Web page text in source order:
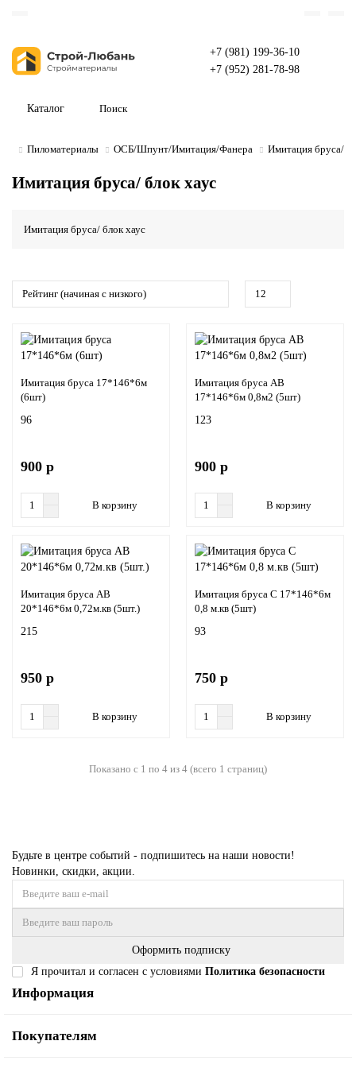
+7 (981) 199-36-10
+7 (952) 281-78-98
Каталог
Пиломатериалы ОСБ/Шпунт/Имитация/Фанера Имитация бруса/
Имитация бруса/ блок хаус
Имитация бруса/ блок хаус
Имитация бруса 17*146*6м
(6шт)
96
900 р
В корзину
Имитация бруса АВ
17*146*6м 0,8м2 (5шт)
123
900 р
В корзину
Имитация бруса АВ
20*146*6м 0,72м.кв (5шт.)
215
950 р
В корзину
Имитация бруса С 17*146*6м
0,8 м.кв (5шт)
93
750 р
В корзину
Показано с 1 по 4 из 4 (всего 1 страниц)
Будьте в центре событий - подпишитесь на наши новости!
Новинки, скидки, акции.
Оформить подписку
Я прочитал и согласен с условиями Политика безопасности
Информация
Покупателям